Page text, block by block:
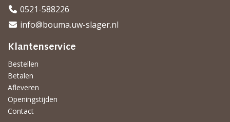
0521-588226
info@bouma.uw-slager.nl
Klantenservice
Bestellen
Betalen
Afleveren
Openingstijden
Contact